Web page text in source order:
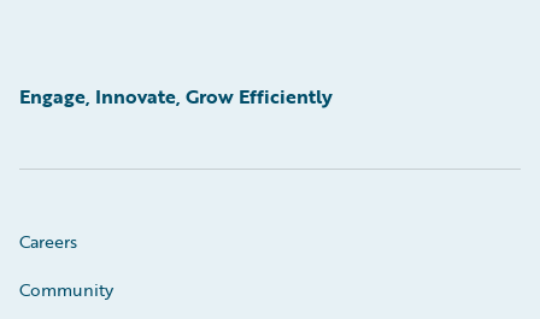
Engage, Innovate, Grow Efficiently
Careers
Community